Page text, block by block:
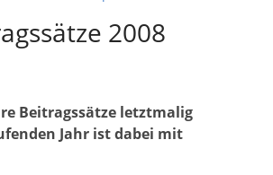
2008
Beitragssätze letztmalig
Jahr ist dabei mit